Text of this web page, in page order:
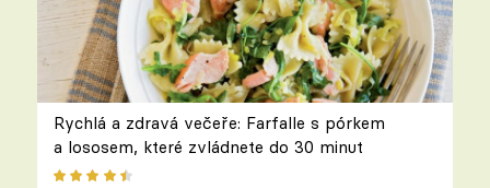
Rychlá a zdravá večeře: Farfalle s pórkem
a lososem, které zvládnete do 30 minut